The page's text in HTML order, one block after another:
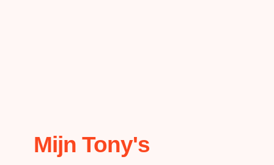
Mijn Tony's